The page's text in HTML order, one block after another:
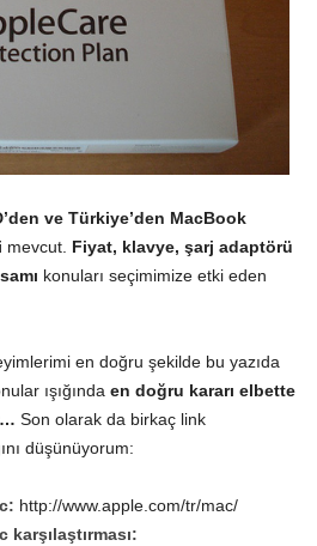
ve Türkiye’den MacBook
mevcut. Fiyat, klavye, şarj adaptörü
konuları seçimimize etki eden
en doğru şekilde bu yazıda
ışığında en doğru kararı elbette
Son olarak da birkaç link
düşünüyorum:
http://www.apple.com/tr/mac/